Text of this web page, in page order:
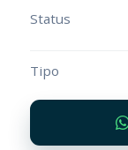
Status
Tipo